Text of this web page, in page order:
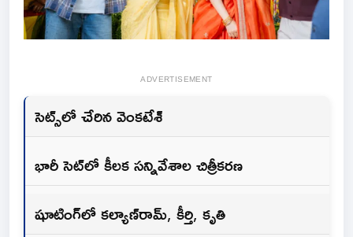
ADVERTISEMENT
సెట్స్‌లో చేరిన వెంకటేశ్‌
భారీ సెట్‌లో కీలక సన్నివేశాల చిత్రీకరణ
షూటింగ్‌లో కల్యాణ్‌రామ్‌, కీర్తి, కృతి